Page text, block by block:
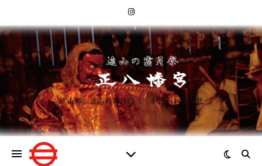
遠山郷 遠山の霜月祭り が行われる神社